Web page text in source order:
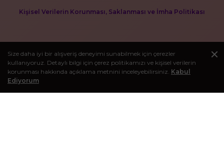
Size daha iyi bir alışveriş deneyimi sunabilmek için çerezler
kullanıyoruz. Detaylı bilgi için çerez politikamızı ve kişisel verilerin
korunması hakkında açıklama metnini inceleyebilirsiniz. Kabul
Ediyorum
Kişisel Verilerin Korunması, Saklanması ve İmha Politikası